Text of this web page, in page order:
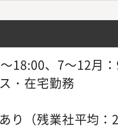
18:00、7～12月
・在宅勤務
り（残業社平均